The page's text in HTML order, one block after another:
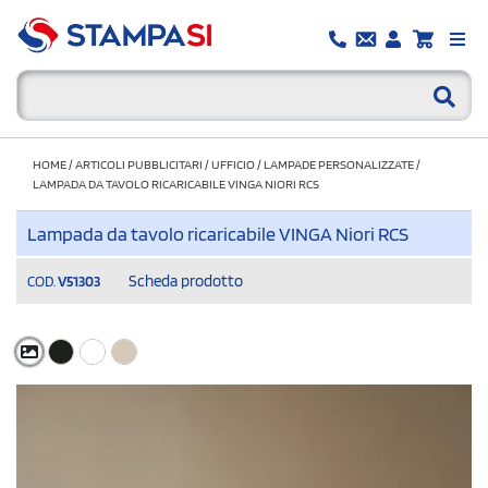
HOME/ARTICOLI PUBBLICITARI /UFFICIO/LAMPADE PERSONALIZZATE/
LAMPADA DA TAVOLO RICARICABILE VINGA NIORI RCS
Lampada da tavolo ricaricabile VINGA Niori RCS
COD. V51303 Scheda prodotto